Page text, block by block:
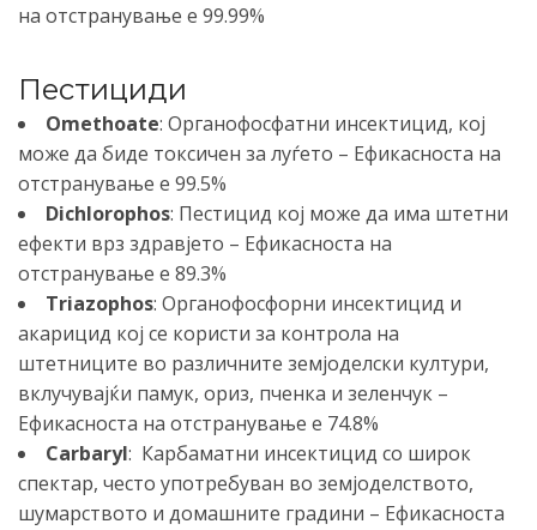
на отстранување е 99.99%
Пестициди
Omethoate: Органофосфатни инсектицид, кој
може да биде токсичен за луѓето – Ефикасноста на
отстранување е 99.5%
Dichlorophos: Пестицид кој може да има штетни
ефекти врз здравјето – Ефикасноста на
отстранување е 89.3%
Triazophos: Органофосфорни инсектицид и
акарицид кој се користи за контрола на
штетниците во различните земјоделски култури,
вклучувајќи памук, ориз, пченка и зеленчук –
Ефикасноста на отстранување е 74.8%
Carbaryl: Карбаматни инсектицид со широк
спектар, често употребуван во земјоделството,
шумарството и домашните градини – Ефикасноста